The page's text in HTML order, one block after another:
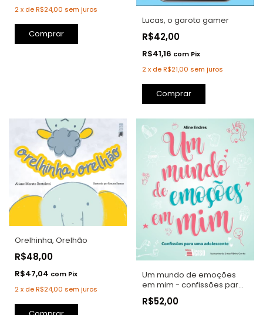
2x deR$24,00 sem juros
Comprar
Lucas, o garoto gamer
R$42,00
R$41,16 com Pix
2 x deR$21,00 sem juros
Comprar
Orelhinha, Orelhão
R$48,00
R$47,04 com Pix
2x deR$24,00 sem juros
Um mundo de emoções
em mim - confissões para
uma adolescente
R$52,00